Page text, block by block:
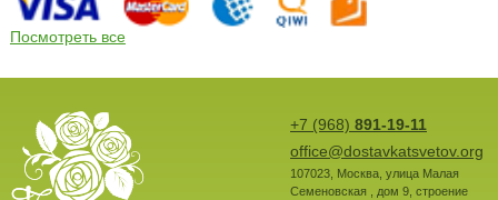
Посмотреть все
+7 (968) 891-19-11
office@dostavkatsvetov.org
107023, Москва, улица Малая
Семеновская , дом 9, строение